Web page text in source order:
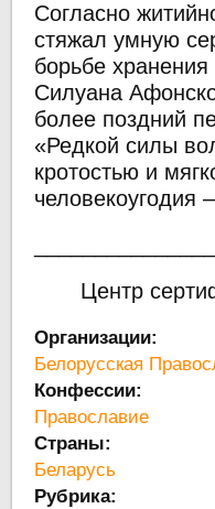
Согласно
стяжал умную
борьбе
Силуана
более поздний
«Редкой силы
кротостью и
человекоугодия
Центр
Организации:
Белорусская
Конфессии:
Православие
Страны:
Беларусь
Рубрика: